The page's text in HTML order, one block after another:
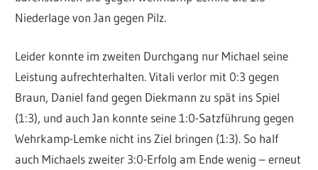
Niederlage von Jan gegen Pilz.
Leider konnte im zweiten Durchgang nur Michael seine
Leistung aufrechterhalten. Vitali verlor mit 0:3 gegen
Braun, Daniel fand gegen Diekmann zu spät ins Spiel
(1:3), und auch Jan konnte seine 1:0-Satzführung gegen
Wehrkamp-Lemke nicht ins Ziel bringen (1:3). So half
auch Michaels zweiter 3:0-Erfolg am Ende wenig – erneut